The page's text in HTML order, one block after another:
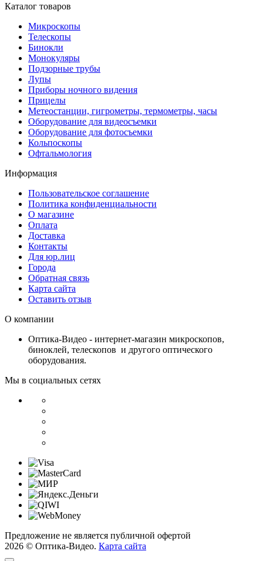
Каталог товаров
Микроскопы
Телескопы
Бинокли
Монокуляры
Подзорные трубы
Лупы
Приборы ночного видения
Прицелы
Метеостанции, гигрометры, термометры, часы
Оборудование для видеосъемки
Оборудование для фотосъемки
Кольпоскопы
Офтальмология
Информация
Пользовательское соглашение
Политика конфиденциальности
О магазине
Оплата
Доставка
Контакты
Для юр.лиц
Города
Обратная связь
Карта сайта
Оставить отзыв
О компании
Оптика-Видео - интернет-магазин микроскопов,
биноклей, телескопов и другого оптического
оборудования.
Мы в социальных сетях
Предложение не является публичной офертой
2026 © Оптика-Видео. Карта сайта